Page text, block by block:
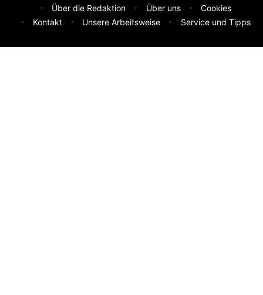
Über die Redaktion
Über uns
Cookies
Kontakt
Unsere Arbeitsweise Service und Tipps